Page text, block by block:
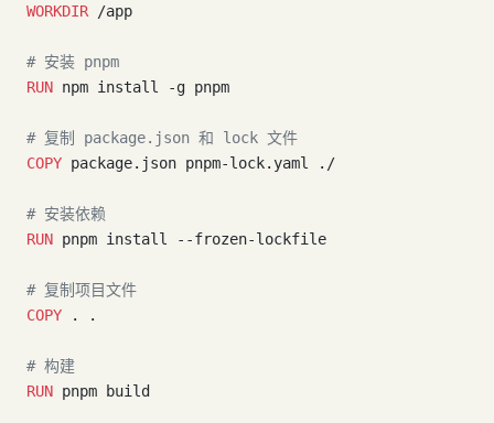
WORKDIR /app
# 安装 pnpm
RUN npm install -g pnpm
# 复制 package.json 和 lock 文件
COPY package.json pnpm-lock.yaml ./
# 安装依赖
RUN pnpm install --frozen-lockfile
# 复制项目文件
COPY . .
# 构建
RUN pnpm build